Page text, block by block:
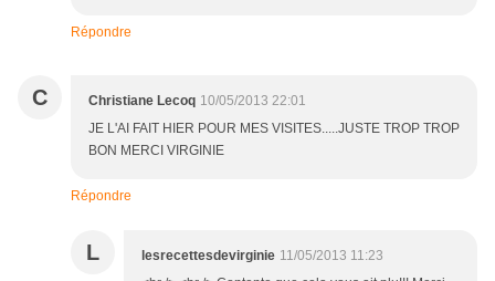
Répondre
C Christiane Lecoq 10/05/2013 22:01
JE L'AI FAIT HIER POUR MES VISITES.....JUSTE TROP TROP
BON MERCI VIRGINIE
Répondre
L lesrecettesdevirginie 11/05/2013 11:23